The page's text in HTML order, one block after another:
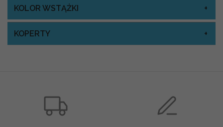
KOLOR WSTĄŻKI
KOPERTY